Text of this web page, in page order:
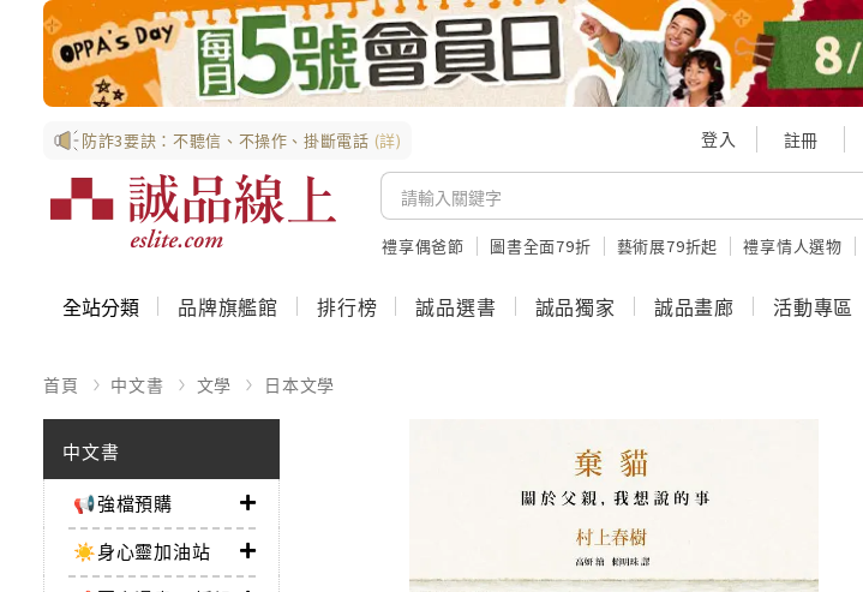
防詐3要訣：不聽信、不操作、掛斷電話 (詳) 登入 註冊
禮享偶爸節 圖書全面79折 藝術展79折起 禮享情人選物
全站分類 品牌旗艦館 排行榜 誠品選書 誠品獨家 誠品畫廊 活動專區
首頁 中文書 文學 日本文學
中文書
📢強檔預購
☀️身心靈加油站